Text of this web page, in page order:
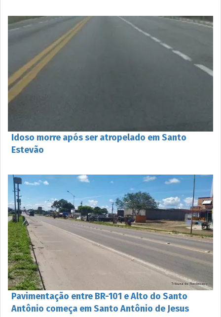
Idoso morre após ser atropelado em Santo
Estevão
Pavimentação entre BR-101 e Alto do Santo
Antônio começa em Santo Antônio de Jesus